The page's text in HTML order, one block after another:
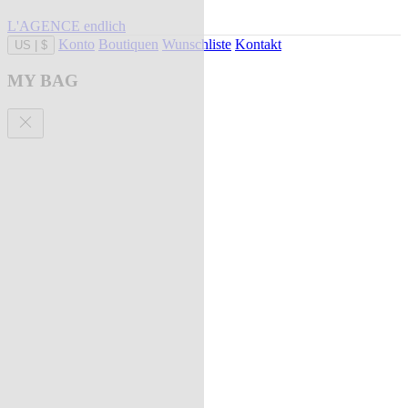
L'AGENCE endlich
US $ Konto Boutiquen Wunschliste Kontakt
MY BAG